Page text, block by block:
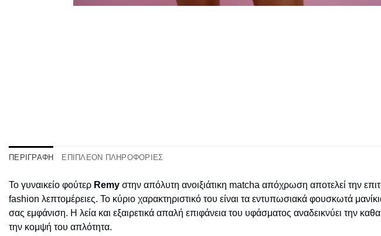
ΠΕΡΙΓΡΑΦΉ ΕΠΙΠΛΈΟΝ ΠΛΗΡΟΦΟΡΊΕΣ
Το γυναικείο φούτερ Remy στην απόλυτη ανοιξιάτικη matcha απόχρωση αποτελεί την
fashion λεπτομέρειες. Το κύριο χαρακτηριστικό του είναι τα εντυπωσιακά φουσκωτά
σας εμφάνιση. Η λεία και εξαιρετικά απαλή επιφάνεια του υφάσματος αναδεικνύει την
την κομψή του απλότητα.